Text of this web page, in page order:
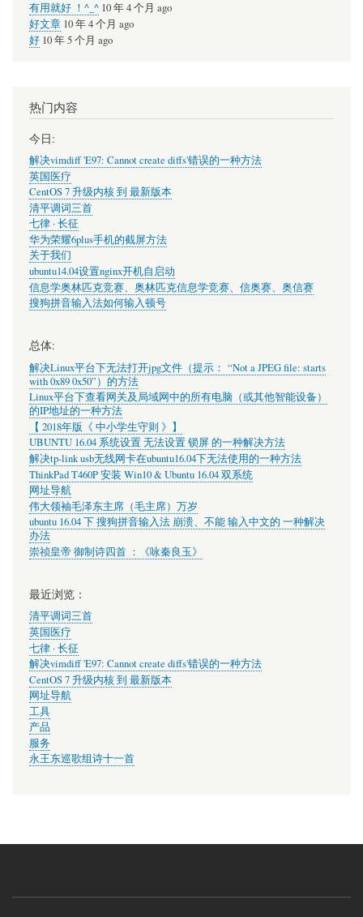
有用就好 ！^_^ 10 年 4 个月 ago
好文章 10 年 4 个月 ago
好 10 年 5 个月 ago
热门内容
今日:
解决vimdiff 'E97: Cannot create diffs'错误的一种方法
英国医疗
CentOS 7 升级内核 到 最新版本
清平调词三首
七律 · 长征
华为荣耀6plus手机的截屏方法
关于我们
ubuntu14.04设置nginx开机自启动
信息学奥林匹克竞赛、奥林匹克信息学竞赛、信奥赛、奥信赛
搜狗拼音输入法如何输入顿号
总体:
解决Linux平台下无法打开jpg文件（提示： “Not a JPEG file: starts
with 0x89 0x50”）的方法
Linux平台下查看网关及局域网中的所有电脑（或其他智能设备）
的IP地址的一种方法
【 2018年版《 中小学生守则 》】
UBUNTU 16.04 系统设置 无法设置 锁屏 的一种解决方法
解决tp-link usb无线网卡在ubuntu16.04下无法使用的一种方法
ThinkPad T460P 安装 Win10 & Ubuntu 16.04 双系统
网址导航
伟大领袖毛泽东主席（毛主席）万岁
ubuntu 16.04 下 搜狗拼音输入法 崩溃、不能 输入中文的 一种解决
办法
崇祯皇帝 御制诗四首 ：《咏秦良玉》
最近浏览：
清平调词三首
英国医疗
七律 · 长征
解决vimdiff 'E97: Cannot create diffs'错误的一种方法
CentOS 7 升级内核 到 最新版本
网址导航
工具
产品
服务
永王东巡歌组诗十一首